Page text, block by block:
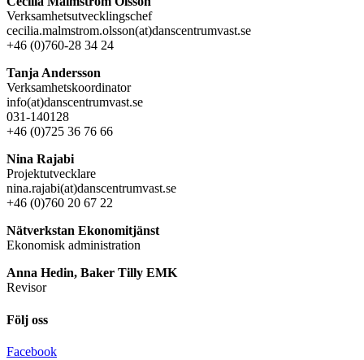
Verksamhetsutvecklingschef
cecilia.malmstrom.olsson(at)danscentrumvast.se
+46 (0)760-28 34 24
Tanja Andersson
Verksamhetskoordinator
info(at)danscentrumvast.se
031-140128
+46 (0)725 36 76 66
Nina Rajabi
Projektutvecklare
nina.rajabi(at)danscentrumvast.se
+46 (0)760 20 67 22
Nätverkstan Ekonomitjänst
Ekonomisk administration
Anna Hedin, Baker Tilly EMK
Revisor
Följ oss
Facebook